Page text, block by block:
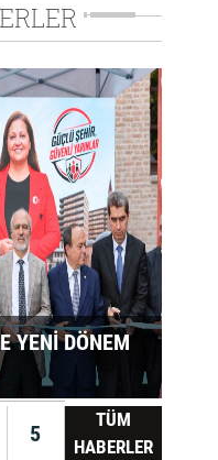
YENİ DÖNEM
5
TÜM
HABERLER